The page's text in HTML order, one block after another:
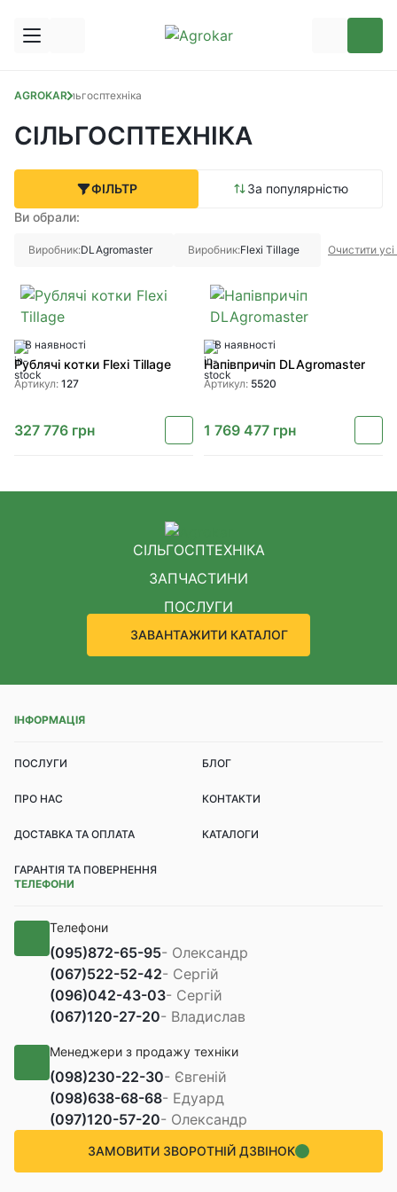
AGROKARСільгосптехніка
СІЛЬГОСПТЕХНІКА
ФІЛЬТР
За популярністю
Ви обрали:
Виробник:DLAgromaster Виробник:Flexi Tillage Очистити усі
В наявності
Рублячі котки Flexi Tillage
Артикул: 127
327 776 грн
В наявності
Напівпричіп DLAgromaster
Артикул: 5520
1 769 477 грн
СІЛЬГОСПТЕХНІКА
ЗАПЧАСТИНИ
ПОСЛУГИ
ЗАВАНТАЖИТИ КАТАЛОГ
ІНФОРМАЦІЯ
ПОСЛУГИ БЛОГ
ПРО НАС КОНТАКТИ
ДОСТАВКА ТА ОПЛАТА КАТАЛОГИ
ГАРАНТІЯ ТА ПОВЕРНЕННЯ
ТЕЛЕФОНИ
Телефони
(095)872-65-95- Олександр
(067)522-52-42- Сергій
(096)042-43-03- Сергій
(067)120-27-20- Владислав
Менеджери з продажу техніки
(098)230-22-30- Євгеній
(098)638-68-68- Едуард
(097)120-57-20- Олександр
ЗАМОВИТИ ЗВОРОТНІЙ ДЗВІНОК